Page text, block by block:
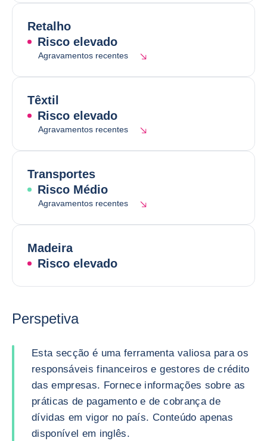
Retalho
Risco elevado
Agravamentos recentes
Têxtil
Risco elevado
Agravamentos recentes
Transportes
Risco Médio
Agravamentos recentes
Madeira
Risco elevado
Perspetiva
Esta secção é uma ferramenta valiosa para os
responsáveis financeiros e gestores de crédito
das empresas. Fornece informações sobre as
práticas de pagamento e de cobrança de
dívidas em vigor no país. Conteúdo apenas
disponível em inglês.